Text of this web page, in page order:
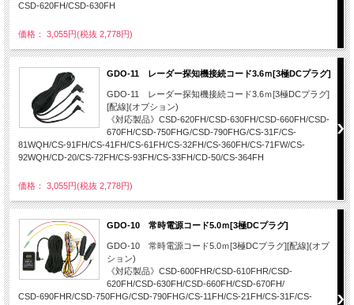
CSD-620FH/CSD-630FH
価格： 3,055円(税抜 2,778円)
GDO-11 レーダー探知機接続コード3.6ｍ[3極DCプラグ]
GDO-11 レーダー探知機接続コード3.6ｍ[3極DCプラグ]
[配線](オプション)
《対応製品》CSD-620FH/CSD-630FH/CSD-660FH/CSD-
670FH/CSD-750FHG/CSD-790FHG/CS-31F/CS-
81WQH/CS-91FH/CS-41FH/CS-61FH/CS-32FH/CS-360FH/CS-71FW/CS-
92WQH/CD-20/CS-72FH/CS-93FH/CS-33FH/CD-50/CS-364FH
価格： 3,055円(税抜 2,778円)
GDO-10 常時電源コード5.0ｍ[3極DCプラグ]
GDO-10 常時電源コード5.0ｍ[3極DCプラグ][配線](オプ
ション)
《対応製品》CSD-600FHR/CSD-610FHR/CSD-
620FH/CSD-630FH/CSD-660FH/CSD-670FH/
CSD-690FHR/CSD-750FHG/CSD-790FHG/CS-11FH/CS-21FH/CS-31F/CS-